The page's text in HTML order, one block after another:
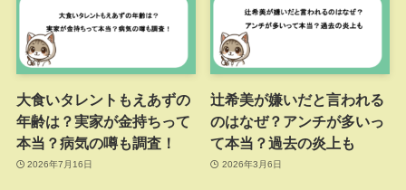
大食いタレントもえあずの
年齢は？実家が金持ちって
本当？病気の噂も調査！
2026年7月16日
辻希美が嫌いだと言われる
のはなぜ？アンチが多いっ
て本当？過去の炎上も
2026年3月6日